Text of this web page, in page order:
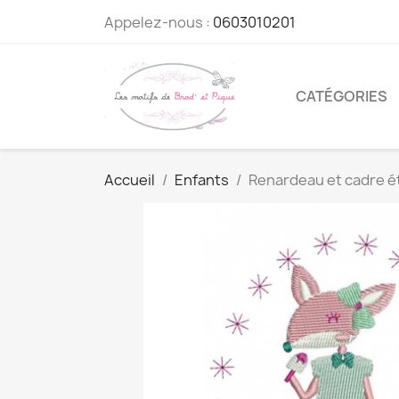
Appelez-nous : 0603010201
CATÉGORIES
Accueil Enfants Renardeau et cadre